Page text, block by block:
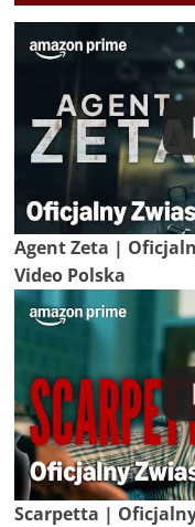
Agent Zeta |
Video Polska
Scarpetta |